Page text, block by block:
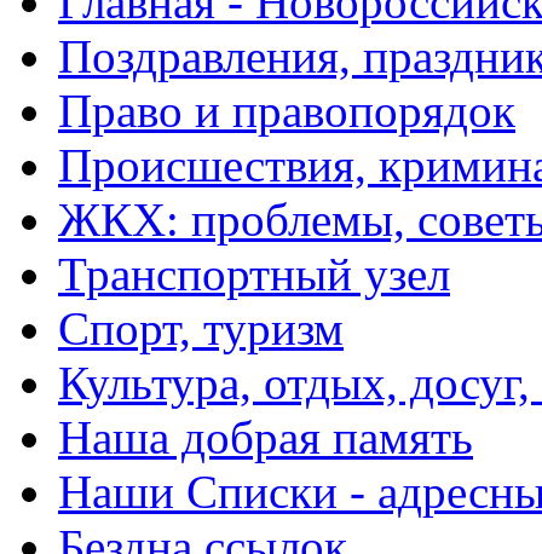
Поздравления,
Право и правопорядок
Происшествия,
ЖКХ: проблемы,
Транспортный узел
Спорт, туризм
Культура, отдых,
Наша добрая память
Наши Списки -